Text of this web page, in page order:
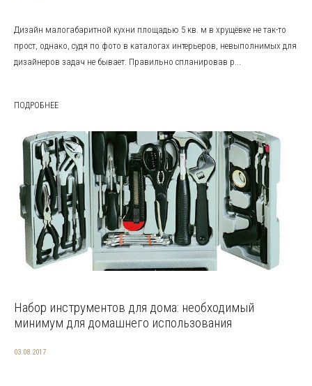
Дизайн малогабаритной кухни площадью 5 кв. м в хрущёвке не так-то
прост, однако, судя по фото в каталогах интерьеров, невыполнимых для
дизайнеров задач не бывает. Правильно спланировав р...
ПОДРОБНЕЕ
Набор инструментов для дома: необходимый
минимум для домашнего использования
03.08.2017